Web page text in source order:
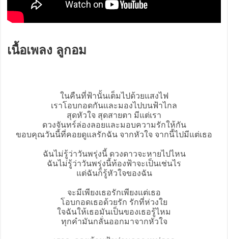
เนื้อเพลง ลูกอม
ในคืนที่ฟ้านั้นเต็มไปด้วยแสงไฟ
เราโอบกอดกันและมองไปบนฟ้าไกล
สุดหัวใจ สุดสายตา มีแต่เรา
ดวงจันทร์ล่องลอยและมอบความรักให้กัน
ขอบคุณวันนี้ที่คอยดูแลรักฉัน จากหัวใจ จากนี้ไปมีแต่เธอ
ฉันไม่รู้ว่าวันพรุ่งนี้ ดวงดาวจะหายไปไหน
ฉันไม่รู้ว่าวันพรุ่งนี้ท้องฟ้าจะเป็นเช่นไร
แต่ฉันก็รู้หัวใจของฉัน
จะมีเพียงเธอรักเพียงแต่เธอ
โอบกอดเธอด้วยรัก รักที่ห่วงใย
ใจฉันให้เธอมันเป็นของเธอรู้ไหม
ทุกคำมันกลั่นออกมาจากหัวใจ